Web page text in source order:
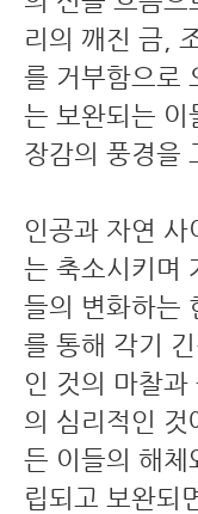
리의 깨진 금,
를 거부함으로
는 보완되는
장감의 풍경을
인공과 자연
는 축소시키며
들의 변화하는
를 통해 각기
인 것의 마찰
의 심리적인
든 이들의 해체
립되고 보완되